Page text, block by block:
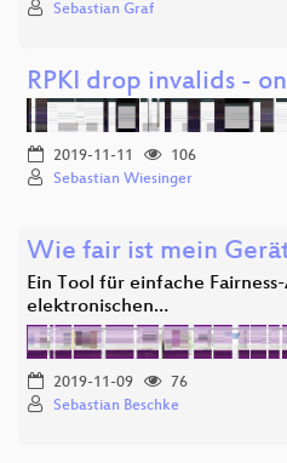
Sebastian Graf
RPKI drop invalids -
2019-11-11
106
Sebastian Wiesinger
Wie fair ist mein
Ein Tool für einfache
elektronischen…
2019-11-09
76
Sebastian Beschke